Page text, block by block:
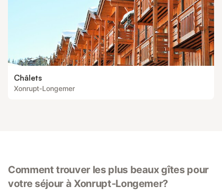
Châlets
Xonrupt-Longemer
Comment trouver les plus beaux gîtes pour
votre séjour à Xonrupt-Longemer?